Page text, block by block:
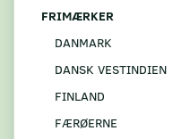
FRIMÆRKER
DANMARK
DANSK VESTINDIEN
FINLAND
FÆRØERNE